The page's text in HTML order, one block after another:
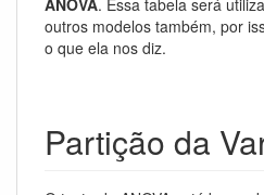
outros modelos também, por
o que ela nos diz.
Partição da